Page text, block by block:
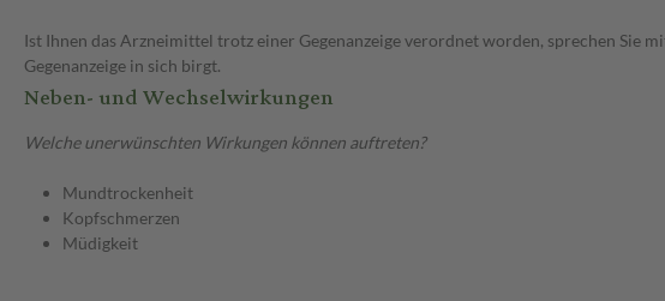
Ist Ihnen das Arzneimittel trotz einer Gegenanzeige verordnet worden, sprechen Sie
Gegenanzeige in sich birgt.
Neben- und Wechselwirkungen
Welche unerwünschten Wirkungen können auftreten?
Mundtrockenheit
Kopfschmerzen
Müdigkeit